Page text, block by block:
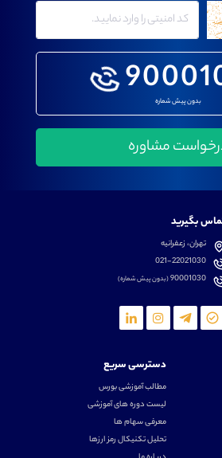
بدون پیش شماره
بگیرید
تهران، زعفرانیه
021-22021030
90001030(بدون پیش شماره)
دسترسی سریع
مطالب آموزشی بورس
لیست دوره های آموزشی
معرفی سهام ها
تحلیل تکنیکال رمز ارزها